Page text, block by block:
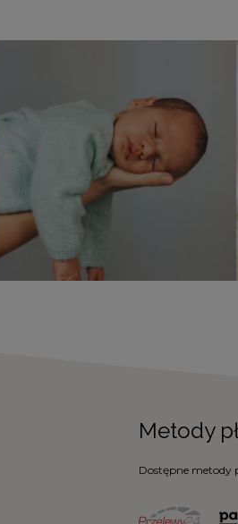
Metody
Dostępne metody